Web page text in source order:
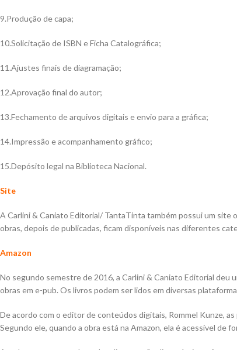
9.Produção de capa;
10.Solicitação de ISBN e Ficha Catalográfica;
11.Ajustes finais de diagramação;
12.Aprovação final do autor;
13.Fechamento de arquivos digitais e envio para a gráfica;
14.Impressão e acompanhamento gráfico;
15.Depósito legal na Biblioteca Nacional.
Site
A Carlini & Caniato Editorial/ TantaTinta também possui um site
obras, depois de publicadas, ficam disponíveis nas diferentes
Amazon
No segundo semestre de 2016, a Carlini & Caniato Editorial deu
obras em e-pub. Os livros podem ser lidos em diversas
De acordo com o editor de conteúdos digitais, Rommel Kunze,
Segundo ele, quando a obra está na Amazon, ela é acessível de